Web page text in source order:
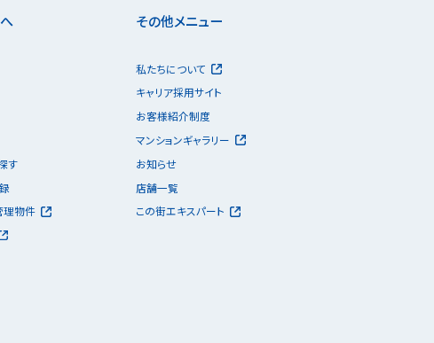
す
理物件
その他メニュー
私たちについて
キャリア採用サイト
お客様紹介制度
マンションギャラリー
お知らせ
店舗一覧
この街エキスパート